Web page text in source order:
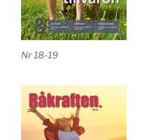
Nr 18-19